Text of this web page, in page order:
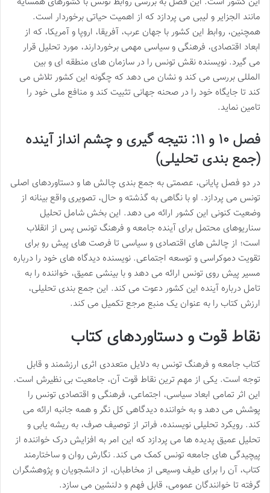
مانند الجزایر و لیبی می پردازد که از اهمیت حیاتی برخوردار است.
همچنین، روابط این کشور با جهان عرب، آفریقا، اروپا و آمریکا، که از
ابعاد اقتصادی، فرهنگی و سیاسی مهمی برخوردارند، مورد تحلیل قرار
می گیرد. نویسنده نقش تونس را در سازمان های منطقه ای و بین
المللی بررسی می کند و نشان می دهد که چگونه این کشور تلاش می
کند تا جایگاه خود را در صحنه جهانی تثبیت کند و منافع ملی خود را
تامین نماید.
فصل ۱۰ و ۱۱: نتیجه گیری و چشم انداز آینده
(جمع بندی تحلیلی)
در دو فصل پایانی، عصمتی به جمع بندی چالش ها و دستاوردهای اصلی
تونس می پردازد. او با نگاهی به گذشته و حال، تصویری واقع بینانه از
وضعیت کنونی این کشور ارائه می دهد. این بخش شامل تحلیل
سناریوهای محتمل برای آینده جامعه و فرهنگ تونس پس از انقلاب
است؛ از چالش های اقتصادی و سیاسی تا فرصت های پیش رو برای
تقویت دموکراسی و توسعه اجتماعی. نویسنده دیدگاه های خود را درباره
مسیر پیش روی تونس ارائه می دهد و با بینشی عمیق، خواننده را به
تامل درباره آینده این کشور دعوت می کند. این جمع بندی تحلیلی،
ارزش کتاب را به عنوان یک منبع مرجع تکمیل می کند.
نقاط قوت و دستاوردهای کتاب
کتاب جامعه و فرهنگ تونس به دلایل متعددی اثری ارزشمند و قابل
توجه است. یکی از مهم ترین نقاط قوت آن، جامعیت بی نظیرش است.
این اثر تمامی ابعاد سیاسی، اجتماعی، فرهنگی و اقتصادی تونس را
پوشش می دهد و به خواننده دیدگاهی کل نگر و همه جانبه ارائه می
کند. رویکرد تحلیلی نویسنده، فراتر از توصیف صرف، به ریشه یابی و
تحلیل عمیق پدیده ها می پردازد که این امر به افزایش درک خواننده از
پیچیدگی های جامعه تونس کمک می کند. نگارش روان و ساختارمند
کتاب، آن را برای طیف وسیعی از مخاطبان، از دانشجویان و پژوهشگران
گرفته تا خوانندگان عمومی، قابل فهم و دلنشین می سازد.